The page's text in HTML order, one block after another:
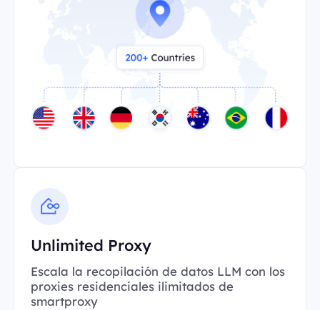
Unlimited Proxy
Escala la recopilación de datos LLM con los
proxies residenciales ilimitados de
smartproxy